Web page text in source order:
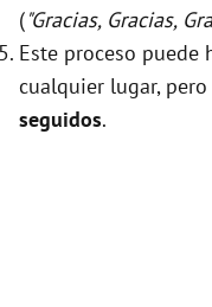
("Gracias, Gracias,
Este proceso puede
cualquier lugar,
seguidos.